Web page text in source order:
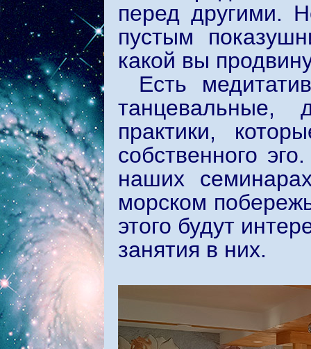
перед другими.
пустым
какой вы
Есть
танцевальные,
практики,
собственного
наших
морском
этого будут
занятия в них.